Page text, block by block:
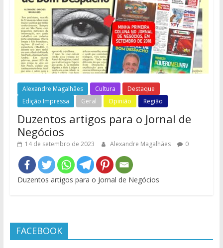
Alexandre Magalhães Cultura
Destaque
Edição Impressa
Geral Opinião Região
Duzentos artigos para o Jornal de
Negócios
14 de setembro de 2023 Alexandre Magalhães 0
Duzentos artigos para o Jornal de Negócios
FACEBOOK